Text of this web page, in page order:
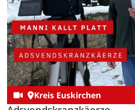
Kreis Euskirchen